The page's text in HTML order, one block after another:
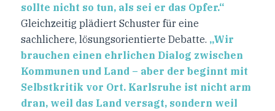
sollte nicht so tun, als sei er das Opfer.“
Gleichzeitig plädiert Schuster für eine
sachlichere, lösungsorientierte Debatte. „Wir
brauchen einen ehrlichen Dialog zwischen
Kommunen und Land – aber der beginnt mit
Selbstkritik vor Ort. Karlsruhe ist nicht arm
dran, weil das Land versagt, sondern weil